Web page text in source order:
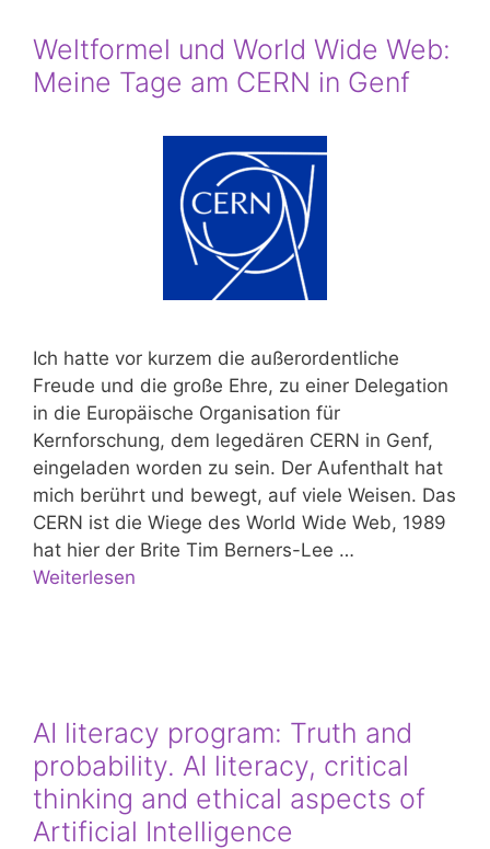
Weltformel und World Wide Web:
Meine Tage am CERN in Genf
Ich hatte vor kurzem die außerordentliche
Freude und die große Ehre, zu einer Delegation
in die Europäische Organisation für
Kernforschung, dem legedären CERN in Genf,
eingeladen worden zu sein. Der Aufenthalt hat
mich berührt und bewegt, auf viele Weisen. Das
CERN ist die Wiege des World Wide Web, 1989
hat hier der Brite Tim Berners-Lee …
Weiterlesen
AI literacy program: Truth and
probability. AI literacy, critical
thinking and ethical aspects of
Artificial Intelligence